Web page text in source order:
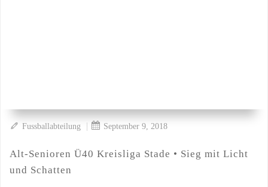
Fussballabteilung | September 9, 2018
Alt-Senioren Ü40 Kreisliga Stade • Sieg mit Licht
und Schatten